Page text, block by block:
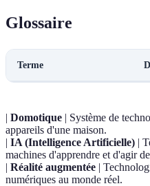
Glossaire
Terme
| Domotique | Système de
appareils d'une maison.
| IA (Intelligence Artificielle) |
machines d'apprendre et d'agir
| Réalité augmentée |
numériques au monde réel.